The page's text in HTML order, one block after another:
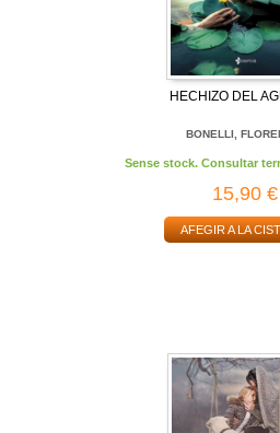
HECHIZO DEL
BONELLI,
Sense stock. Consultar
15,90 €
AFEGIR A LA